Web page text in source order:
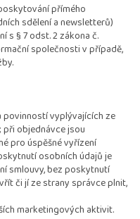
přímého
sdělení a newsletterů)
s § 7 odst. 2 zákona č.
společnosti v případě,
povinností vyplývajících ze
při objednávce jsou
pro úspěšné vyřízení
osobních údajů je
smlouvy, bez poskytnutí
či jí ze strany správce plnit,
marketingových aktivit.